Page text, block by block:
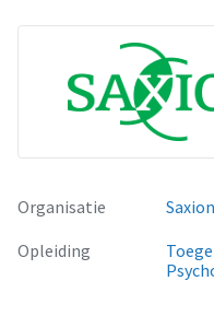
Organisatie
Saxion
Opleiding